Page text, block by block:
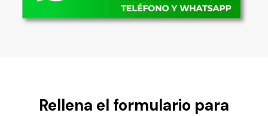
Rellena el formulario para